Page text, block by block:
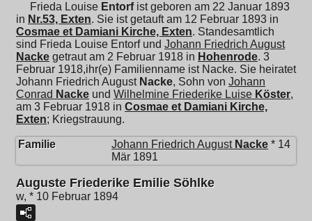
Frieda Louise Entorfist geboren am 22 Januar 1893
in Nr.53, Exten. Sie ist getauft am 12 Februar 1893 in
Cosmae et Damiani Kirche, Exten. Standesamtlich
sind Frieda Louise Entorf und Johann Friedrich August
Nacke getraut am 2 Februar 1918 in Hohenrode. 3
Februar 1918,ihr(e) Familienname ist Nacke. Sie heiratet
Johann Friedrich August Nacke, Sohn von Johann
Conrad Nacke und Wilhelmine Friederike Luise Köster,
am 3 Februar 1918 in Cosmae et Damiani Kirche,
Exten; Kriegstrauung.
Familie Johann Friedrich August Nacke * 14
Mär 1891
Auguste Friederike Emilie Söhlke
w, * 10 Februar 1894